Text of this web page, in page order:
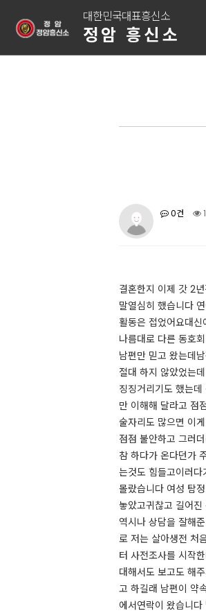
대한민국대표흥신소
정암 흥신소
0건
결혼한지 이제 갓 2
말열심히 했습니다
활동은 접었어요대
나름대로 다른 동호
남편만 믿고 왔는데
절대 하지 않았었는
징징거리기도 했는
만 이해해 달라고 점
술자리도 많으면 이
점점 불안하고 그러
참 하다가 온다던가
는것도 힘들고이러
몰랐습니다 여성 탐
놓았고귀찮고 길어
역시나 상담을 잘해
로 저는 살아생전 처
터 사전조사를 시작
대해서도 보고도 해
고 하길래 남편이 약
에서연락이 왔습니